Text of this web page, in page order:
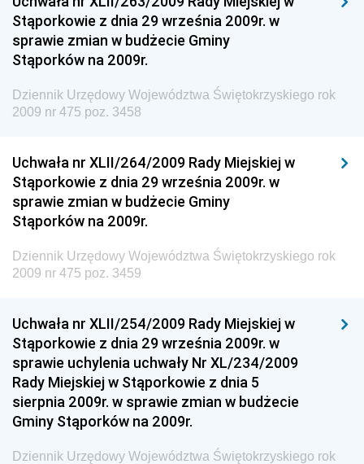
Dziennik Urzędowy Ministerstwa Administracji,
Gospodarki Terenowej i Ochrony Środowiska
Dziennik Urzędowy Ministerstwa Administracji i
Gospodarki Przestrzennej
Dziennik Urzędowy Unii Europejskiej, L
Dziennik Urzędowy Ministerstwa Przemysłu
Chemicznego i Lekkiego
Dziennik Urzędowy Ministerstwa Rolnictwa i
Gospodarki Żywnościowej
Dziennik Urzędowy Ministra Rodziny, Pracy i Polityki
Społecznej
Dziennik Urzędowy Ministra Rozwoju
Dziennik Urzędowy Ministra Infrastruktury i
Budownictwa
Dziennik Urzędowy Ministra Gospodarki Morskiej i
Żeglugi Śródlądowej
Dziennik Urzędowy Ministra Energii
Stąporkowie z dnia 29 września 2009r. w
sprawie zmian w budżecie Gminy
Stąporków na 2009r.
Dziennik Urzędowy Województwa Świętokrzyskiego rok
2009 nr 475 poz. 3458
Uchwała nr XLII/264/2009 Rady Miejskiej w
Stąporkowie z dnia 29 września 2009r. w
sprawie zmian w budżecie Gminy
Stąporków na 2009r.
Dziennik Urzędowy Województwa Świętokrzyskiego rok
2009 nr 475 poz. 3459
Uchwała nr XLII/254/2009 Rady Miejskiej w
Stąporkowie z dnia 29 września 2009r. w
sprawie uchylenia uchwały Nr XL/234/2009
Rady Miejskiej w Stąporkowie z dnia 5
sierpnia 2009r. w sprawie zmian w budżecie
Gminy Stąporków na 2009r.
Dziennik Urzędowy Województwa Świętokrzyskiego rok